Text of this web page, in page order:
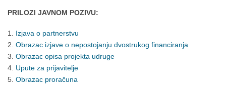
PRILOZI JAVNOM POZIVU:
Izjava o partnerstvu
Obrazac izjave o nepostojanju dvostrukog financiranja
Obrazac opisa projekta udruge
Upute za prijavitelje
Obrazac proračuna